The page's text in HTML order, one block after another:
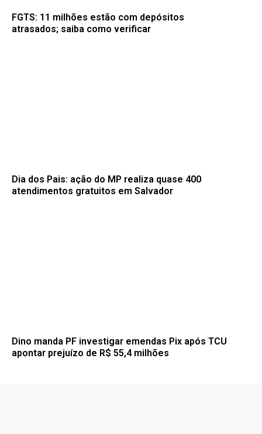
FGTS: 11 milhões estão com depósitos
atrasados; saiba como verificar
Dia dos Pais: ação do MP realiza quase 400
atendimentos gratuitos em Salvador
Dino manda PF investigar emendas Pix após TCU
apontar prejuízo de R$ 55,4 milhões